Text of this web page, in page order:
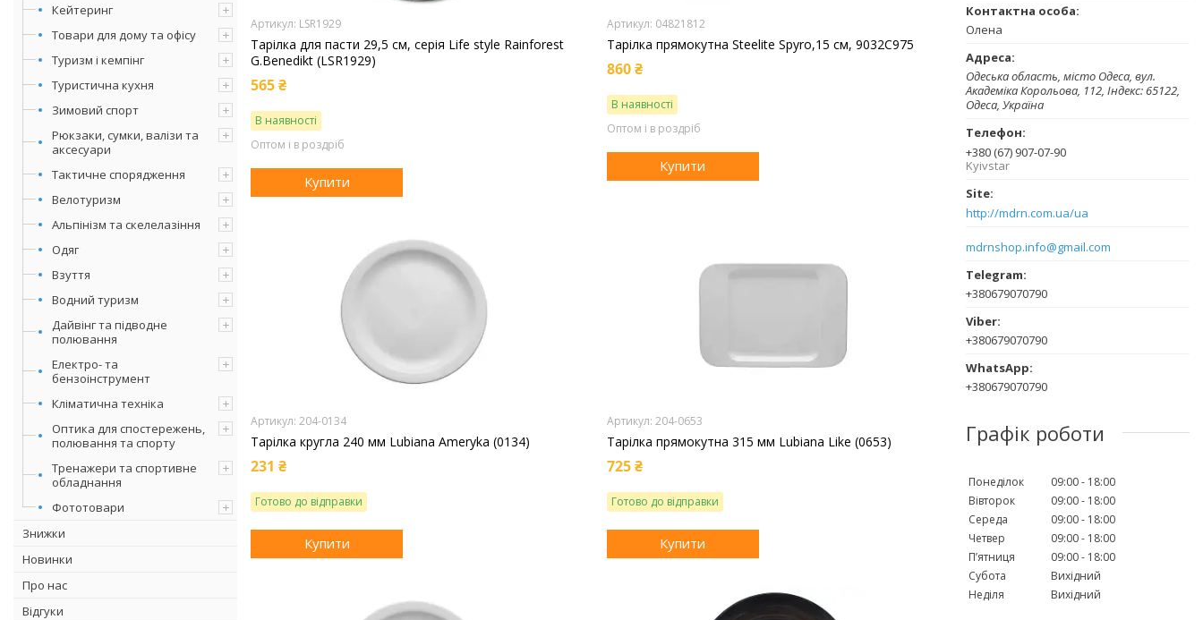
Кейтеринг
Товари для дому та офісу
Туризм і кемпінг
Туристична кухня
Зимовий спорт
Рюкзаки, сумки, валізи та
аксесуари
Тактичне спорядження
Велотуризм
Альпінізм та скелелазіння
Одяг
Взуття
Водний туризм
Дайвінг та підводне
полювання
Електро- та
бензоінструмент
Кліматична техніка
Оптика для спостережень,
полювання та спорту
Тренажери та спортивне
обладнання
Фототовари
Знижки
Новинки
Про нас
Відгуки
LSR1929
Тарілка для пасти 29,5 см, серія Life style Rainforest
G.Benedikt (LSR1929)
565 ₴
В наявності
Оптом і в роздріб
Купити
04821812
Тарілка прямокутна Steelite Spyro,15 см, 9032C975
860 ₴
В наявності
Оптом і в роздріб
Купити
204-0134
Тарілка кругла 240 мм Lubiana Ameryka (0134)
231 ₴
Готово до відправки
Купити
204-0653
Тарілка прямокутна 315 мм Lubiana Like (0653)
725 ₴
Готово до відправки
Купити
Олена
Одеська область, місто Одеса, вул.
Академіка Корольова, 112, Індекс: 65122,
Одеса, Україна
+380 (67) 907-07-90
Kyivstar
http://mdrn.com.ua/ua
mdrnshop.info@gmail.com
+380679070790
+380679070790
+380679070790
Графік роботи
Понеділок 09:00
18:00
Вівторок
09:00
18:00
Середа
09:00
18:00
Четвер
09:00
18:00
Пʼятниця
09:00
18:00
Субота
Вихідний
Неділя
Вихідний